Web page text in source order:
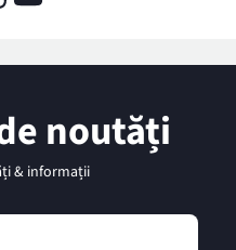
noutăți
& informații